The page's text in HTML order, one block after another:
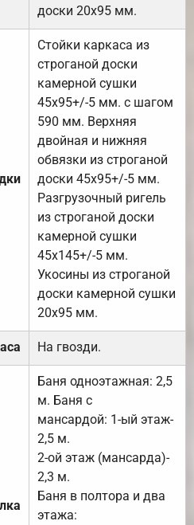
доски 20х95 мм.
Стойки каркаса из
строганой доски
камерной сушки
45х95+/-5 мм. с шагом
590 мм. Верхняя
двойная и нижняя
обвязки из строганой
доски 45х95+/-5 мм.
Разгрузочный ригель
из строганой доски
камерной сушки
45х145+/-5 мм.
Укосины из строганой
доски камерной сушки
20х95 мм.
На гвозди.
Баня одноэтажная: 2,5
м. Баня с
мансардой: 1-ый этаж-
2,5 м.
2-ой этаж (мансарда)-
2,3 м.
Баня в полтора и два
этажа: